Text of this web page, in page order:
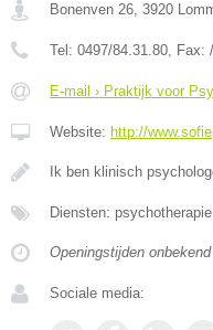
Bonenven 26, 3920
Tel: 0497/84.31.80, Fax: /
E-mail › Praktijk voor
Website: http://
Ik ben klinisch
Diensten: psychotherapie
Openingstijden onbekend
Sociale media: